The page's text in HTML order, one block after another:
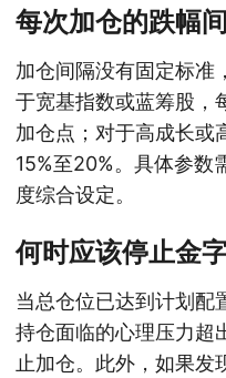
每次加仓的跌幅
加仓间隔没有固定标准
于宽基指数或蓝筹股，
加仓点；对于高成长或
15%至20%。具体参数
度综合设定。
何时应该停止金
当总仓位已达到计划配
持仓面临的心理压力超
止加仓。此外，如果发